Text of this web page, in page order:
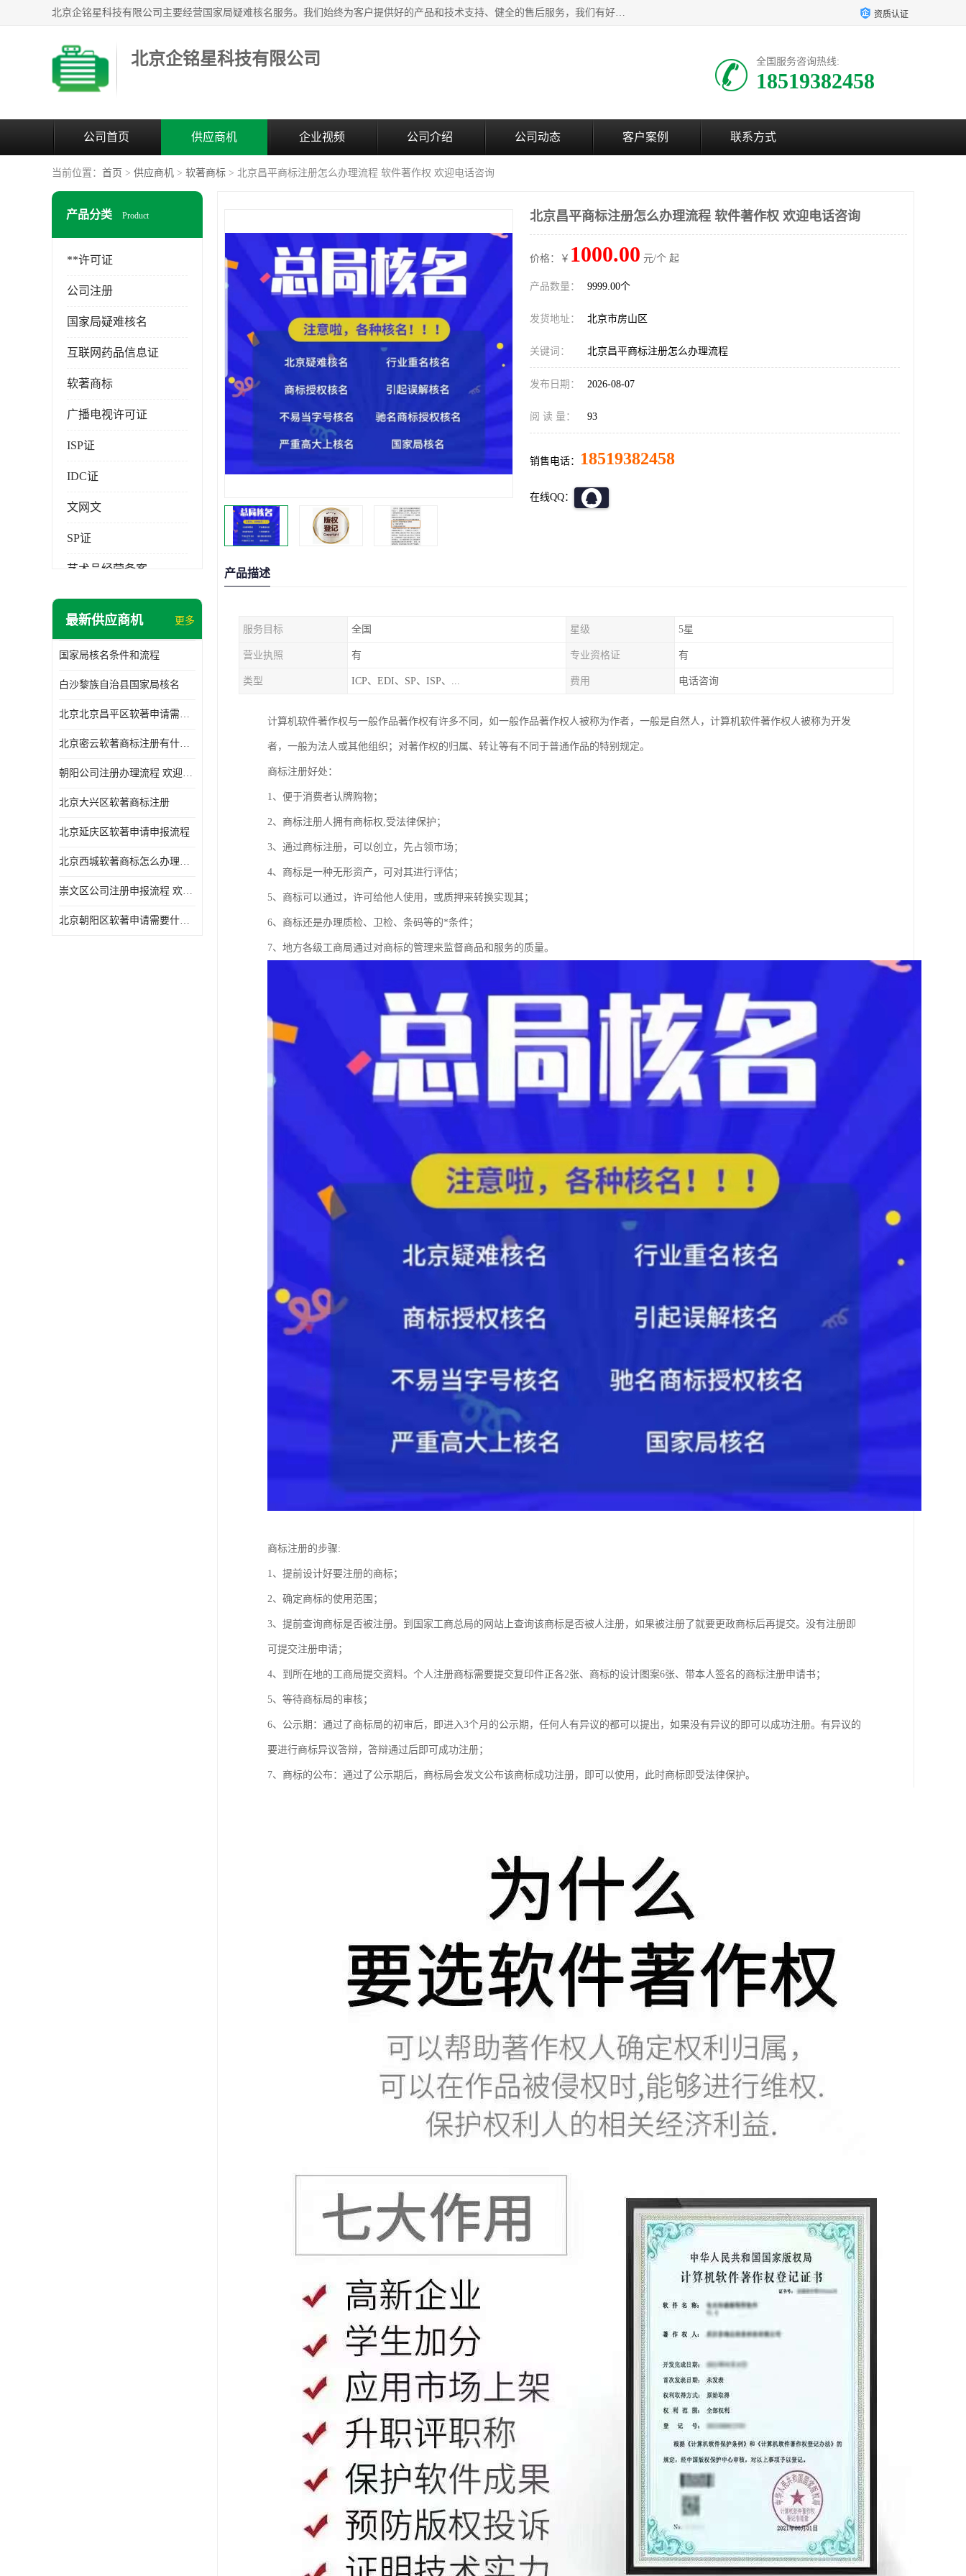
北京企铭星科技有限公司主要经营国家局疑难核名服务。我们始终为客户提供好的产品和技术支持、健全的售后服务，我们有好的产品和专业的销售和技术团队，我公司属于北京企业管理及投资咨询黄页行业，如果您对我公司的产品服务有兴趣，期待您在线留言或者来电咨询。 资质认证
北京企铭星科技有限公司 全国服务咨询热线:
18519382458
公司首页 供应商机 企业视频 公司介绍 公司动态 客户案例 联系方式
当前位置： 首页 > 供应商机 > 软著商标 > 北京昌平商标注册怎么办理流程 软件著作权 欢迎电话咨询
产品分类 Product
**许可证
公司注册
国家局疑难核名
互联网药品信息证
软著商标
广播电视许可证
ISP证
IDC证
文网文
SP证
艺术品经营备案
最新供应商机 更多
国家局核名条件和流程
白沙黎族自治县国家局核名
北京北京昌平区软著申请需要什么条件 软件著作权 欢迎电话咨询
北京密云软著商标注册有什么要求 软件著作权 欢迎电话咨询
朝阳公司注册办理流程 欢迎电话咨询
北京大兴区软著商标注册
北京延庆区软著申请申报流程
北京西城软著商标怎么办理流程 欢迎电话咨询
崇文区公司注册申报流程 欢迎电话咨询
北京朝阳区软著申请需要什么条件 欢迎电话咨询
北京昌平商标注册怎么办理流程 软件著作权 欢迎电话咨询
价格：￥ 1000.00 元/个 起
产品数量： 9999.00个
发货地址： 北京市房山区
关键词： 北京昌平商标注册怎么办理流程
发布日期： 2026-08-07
阅 读 量： 93
销售电话： 18519382458
在线QQ：
产品描述
服务目标 全国 星级 5星
营业执照 有 专业资格证 有
类型 ICP、EDI、SP、ISP、... 费用 电话咨询
计算机软件著作权与一般作品著作权有许多不同，如一般作品著作权人被称为作者，一般是自然人，计算机软件著作权人被称为开发
者，一般为法人或其他组织；对著作权的归属、转让等有不同于普通作品的特别规定。
商标注册好处：
1、便于消费者认牌购物；
2、商标注册人拥有商标权,受法律保护；
3、通过商标注册，可以创立，先占领市场；
4、商标是一种无形资产，可对其进行评估；
5、商标可以通过，许可给他人使用，或质押来转换实现其；
6、商标还是办理质检、卫检、条码等的*条件；
7、地方各级工商局通过对商标的管理来监督商品和服务的质量。
商标注册的步骤:
1、提前设计好要注册的商标；
2、确定商标的使用范围；
3、提前查询商标是否被注册。到国家工商总局的网站上查询该商标是否被人注册，如果被注册了就要更政商标后再提交。没有注册即
可提交注册申请；
4、到所在地的工商局提交资料。个人注册商标需要提交复印件正各2张、商标的设计图案6张、带本人签名的商标注册申请书；
5、等待商标局的审核；
6、公示期：通过了商标局的初审后，即进入3个月的公示期，任何人有异议的都可以提出，如果没有异议的即可以成功注册。有异议的
要进行商标异议答辩，答辩通过后即可成功注册；
7、商标的公布：通过了公示期后，商标局会发文公布该商标成功注册，即可以使用，此时商标即受法律保护。